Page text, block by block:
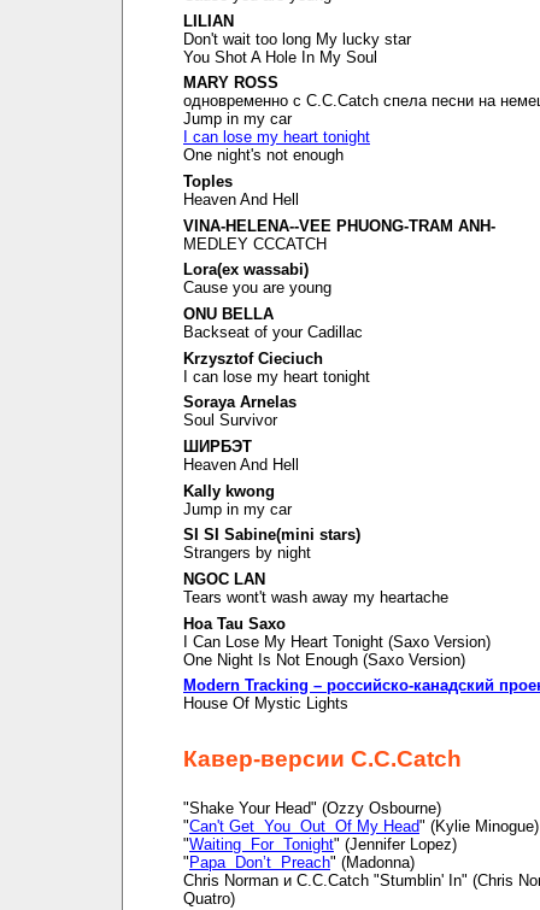
LILIAN
Don't wait too long My lucky star
You Shot A Hole In My Soul
MARY ROSS
одновременно с C.C.Catch спела песни на
Jump in my car
I can lose my heart tonight
One night's not enough
Toples
Heaven And Hell
VINA-HELENA--VEE PHUONG-TRAM ANH-
MEDLEY CCCATCH
Lora(ex wassabi)
Cause you are young
ONU BELLA
Backseat of your Cadillac
Krzysztof Cieciuch
I can lose my heart tonight
Soraya Arnelas
Soul Survivor
ШИРБЭТ
Heaven And Hell
Kally kwong
Jump in my car
SI SI Sabine(mini stars)
Strangers by night
NGOC LAN
Tears wont't wash away my heartache
Hoa Tau Saxo
I Can Lose My Heart Tonight (Saxo Version)
One Night Is Not Enough (Saxo Version)
Modern Tracking – российско-канадский
House Of Mystic Lights
Кавер-версии C.C.Catch
"Shake Your Head" (Ozzy Osbourne)
"Can't Get You Out Of My Head" (Kylie Minogue)
"Waiting For Tonight" (Jennifer Lopez)
" Papa Don’t Preach" (Madonna)
Chris Norman и C.C.Catch "Stumblin' In" (Chris
Quatro)